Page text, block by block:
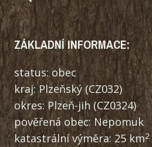
ZÁKLADNÍ INFORMACE:
status: obec
kraj: Plzeňský (CZ032)
okres: Plzeň-jih (CZ0324)
pověřená obec: Nepomuk
katastrální výměra: 25 km2